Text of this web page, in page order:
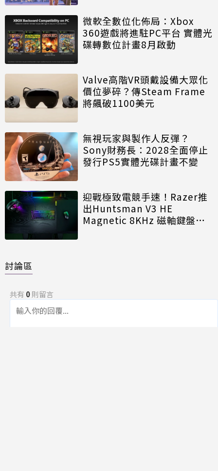
微軟全數位化佈局：Xbox
360遊戲將進駐PC平台 實體光
碟轉數位計畫8月啟動
Valve高階VR頭戴設備大眾化
價位夢碎？傳Steam Frame
將飆破1100美元
無視玩家與製作人反彈？
Sony財務長：2028全面停止
發行PS5實體光碟計畫不變
迎戰極致電競手速！Razer推
出Huntsman V3 HE
Magnetic 8KHz 磁軸鍵盤效
討論區
共有 0則留言